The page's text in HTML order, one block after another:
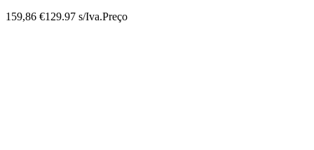
159,86 €129.97 s/Iva.Preço